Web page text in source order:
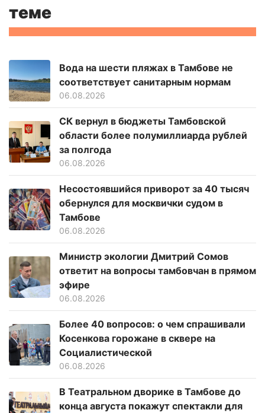
теме
Вода на шести пляжах в Тамбове не
соответствует санитарным нормам
06.08.2026
СК вернул в бюджеты Тамбовской
области более полумиллиарда рублей
за полгода
06.08.2026
Несостоявшийся приворот за 40 тысяч
обернулся для москвички судом в
Тамбове
06.08.2026
Министр экологии Дмитрий Сомов
ответит на вопросы тамбовчан в прямом
эфире
06.08.2026
Более 40 вопросов: о чем спрашивали
Косенкова горожане в сквере на
Социалистической
06.08.2026
В Театральном дворике в Тамбове до
конца августа покажут спектакли для